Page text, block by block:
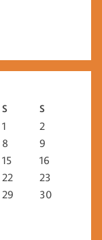
S S
1
2
8
9
15
16
22
23
29
30